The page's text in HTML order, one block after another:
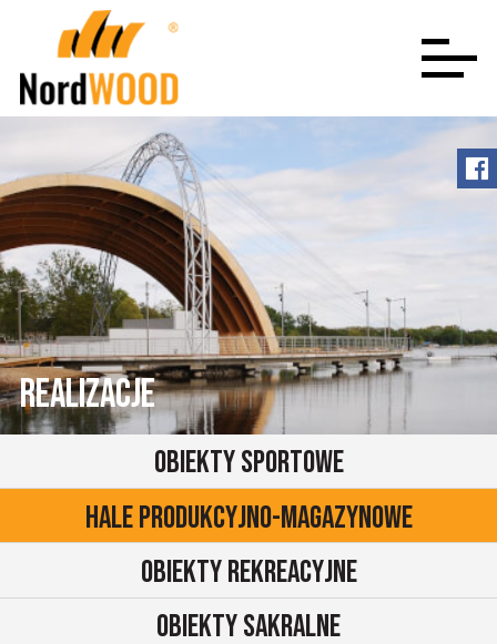
Realizacje
Obiekty sportowe
Hale produkcyjno-magazynowe
Obiekty rekreacyjne
Obiekty sakralne